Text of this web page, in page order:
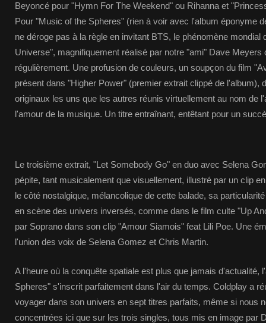
Beyoncé pour "Hymn For The Weekend" ou Rihanna et
Pour "Music of the Spheres" (rien à voir avec l'album éponyme
ne déroge pas à la règle en invitant BTS, le phénomène mondial
Universe", magnifiquement réalisé par notre "ami" Dave Meyers
régulièrement. Une profusion de couleurs, un soupçon du film
présent dans "Higher Power" (premier extrait clippé de l'album),
originaux les uns que les autres réunis virtuellement au nom de
l'amour de la musique. Un titre entraînant, entêtant pour un
Le troisième extrait, "Let Somebody Go" en duo avec Selena
pépite, tant musicalement que visuellement, illustré par un clip
le côté nostalgique, mélancolique de cette balade, sa
en scène des univers inversés, comme dans le film culte "Up
par Soprano dans son clip "Amour Siamois" feat Lili Poe. Une
l'union des voix de Selena Gomez et Chris Martin.
A l'heure où la conquête spatiale est plus que jamais d'actualité,
Spheres" s'inscrit parfaitement dans l'air du temps. Coldplay a
voyager dans son univers en sept titres parfaits, même si nous
concentrées ici que sur les trois singles, tous mis en image par